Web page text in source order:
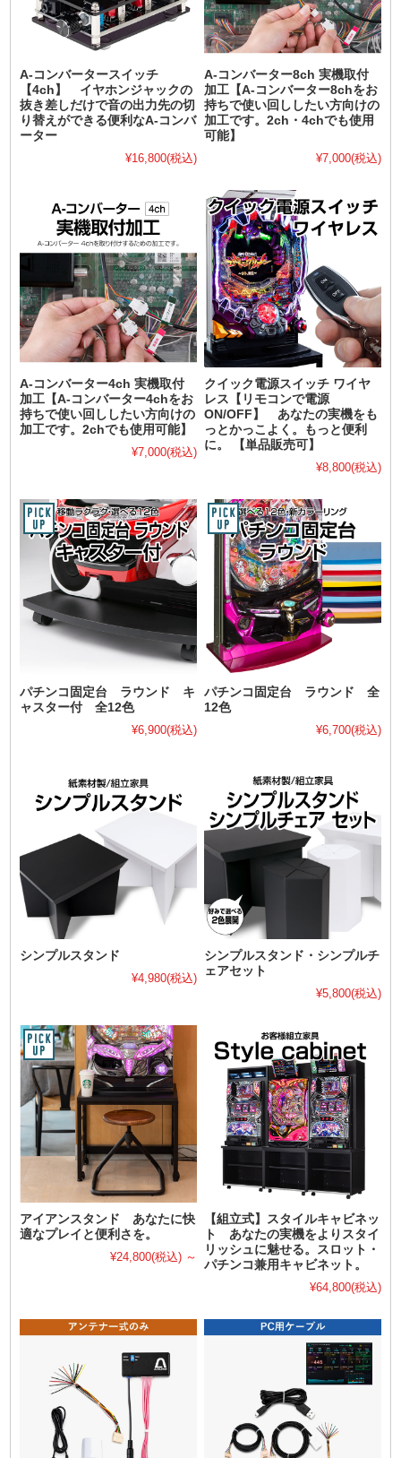
A-コンバータースイッチ
【4ch】 イヤホンジャックの
抜き差しだけで音の出力先の切
り替えができる便利なA-コンバ
ーター
¥16,800(税込)
A-コンバーター8ch 実機取付
加工【A-コンバーター8chをお
持ちで使い回ししたい方向けの
加工です。2ch・4chでも使用
可能】
¥7,000(税込)
A-コンバーター4ch 実機取付
加工【A-コンバーター4chをお
持ちで使い回ししたい方向けの
加工です。2chでも使用可能】
¥7,000(税込)
クイック電源スイッチ ワイヤ
レス【リモコンで電源
ON/OFF】 あなたの実機をも
っとかっこよく。もっと便利
に。 【単品販売可】
¥8,800(税込)
パチンコ固定台 ラウンド キ
ャスター付 全12色
¥6,900(税込)
パチンコ固定台 ラウンド 全
12色
¥6,700(税込)
シンプルスタンド
¥4,980(税込)
シンプルスタンド・シンプルチ
ェアセット
¥5,800(税込)
アイアンスタンド あなたに快
適なプレイと便利さを。
¥24,800(税込) ～
【組立式】スタイルキャビネッ
ト あなたの実機をよりスタイ
リッシュに魅せる。スロット・
パチンコ兼用キャビネット。
¥64,800(税込)